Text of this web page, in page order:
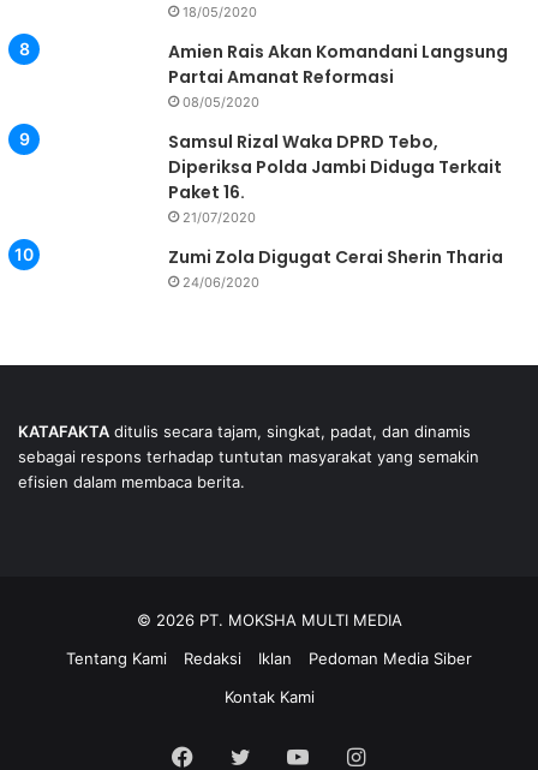
18/05/2020
Amien Rais Akan Komandani Langsung
Partai Amanat Reformasi
08/05/2020
Samsul Rizal Waka DPRD Tebo,
Diperiksa Polda Jambi Diduga Terkait
Paket 16.
21/07/2020
Zumi Zola Digugat Cerai Sherin Tharia
24/06/2020
KATAFAKTA ditulis secara tajam, singkat, padat, dan dinamis
sebagai respons terhadap tuntutan masyarakat yang semakin
efisien dalam membaca berita.
© 2026 PT. MOKSHA MULTI MEDIA
Tentang Kami
Redaksi Iklan
Pedoman Media Siber
Kontak Kami
Facebook
Twitter YouTubeInstagram